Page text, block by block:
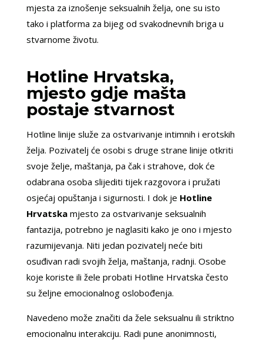
mjesta za iznošenje seksualnih želja, one su isto
tako i platforma za bijeg od svakodnevnih briga u
stvarnome životu.
Hotline Hrvatska,
mjesto gdje mašta
postaje stvarnost
Hotline linije služe za ostvarivanje intimnih i erotskih
želja. Pozivatelj će osobi s druge strane linije otkriti
svoje želje, maštanja, pa čak i strahove, dok će
odabrana osoba slijediti tijek razgovora i pružati
osjećaj opuštanja i sigurnosti. I dok je Hotline
Hrvatskamjesto za ostvarivanje seksualnih
fantazija, potrebno je naglasiti kako je ono i mjesto
razumijevanja. Niti jedan pozivatelj neće biti
osuđivan radi svojih želja, maštanja, radnji. Osobe
koje koriste ili žele probati Hotline Hrvatska često
su željne emocionalnog oslobođenja.
Navedeno može značiti da žele seksualnu ili striktno
emocionalnu interakciju. Radi pune anonimnosti,